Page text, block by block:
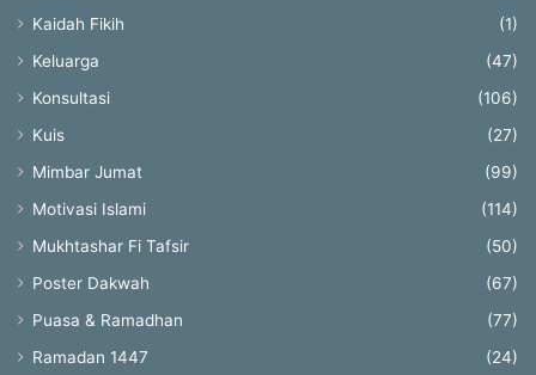
Kaidah Fikih
(1)
Keluarga
(47)
Konsultasi
(106)
Kuis
(27)
Mimbar Jumat
(99)
Motivasi Islami
(114)
Mukhtashar Fi Tafsir
(50)
Poster Dakwah
(67)
Puasa & Ramadhan
(77)
Ramadan 1447
(24)